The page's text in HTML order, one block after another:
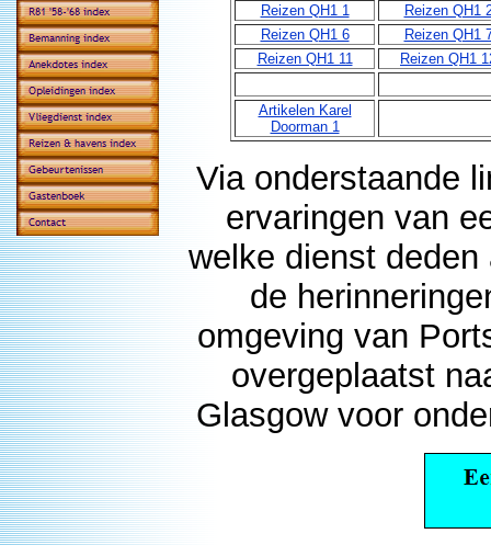
Reizen QH1 1
Reizen QH1
Reizen QH1 6
Reizen QH1
Reizen QH1 11
Reizen QH1
Artikelen Karel
Doorman 1
Via onderstaande
ervaringen van
welke dienst
de
omgeving van
overgeplaatst
Glasgow voor